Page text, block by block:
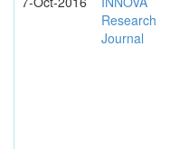
Research
Journal